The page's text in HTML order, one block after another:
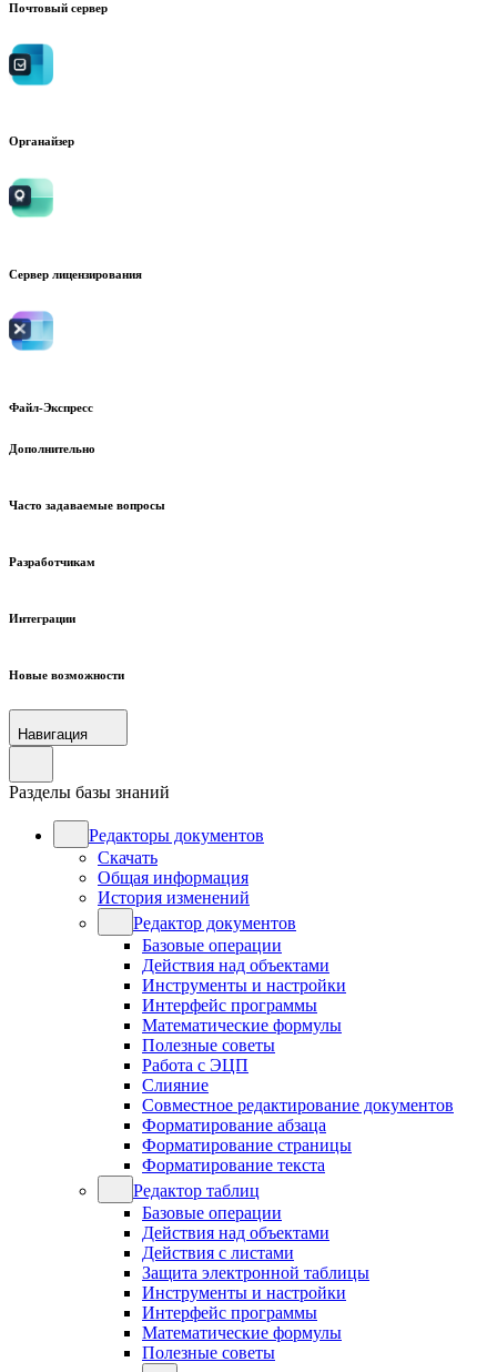
Почтовый сервер
Органайзер
Сервер лицензирования
Файл-Экспресс
Дополнительно
Часто задаваемые вопросы
Разработчикам
Интеграции
Новые возможности
Навигация
Разделы базы знаний
Редакторы документов
Скачать
Общая информация
История изменений
Редактор документов
Базовые операции
Действия над объектами
Инструменты и настройки
Интерфейс программы
Математические формулы
Полезные советы
Работа с ЭЦП
Слияние
Совместное редактирование документов
Форматирование абзаца
Форматирование страницы
Форматирование текста
Редактор таблиц
Базовые операции
Действия над объектами
Действия с листами
Защита электронной таблицы
Инструменты и настройки
Интерфейс программы
Математические формулы
Полезные советы